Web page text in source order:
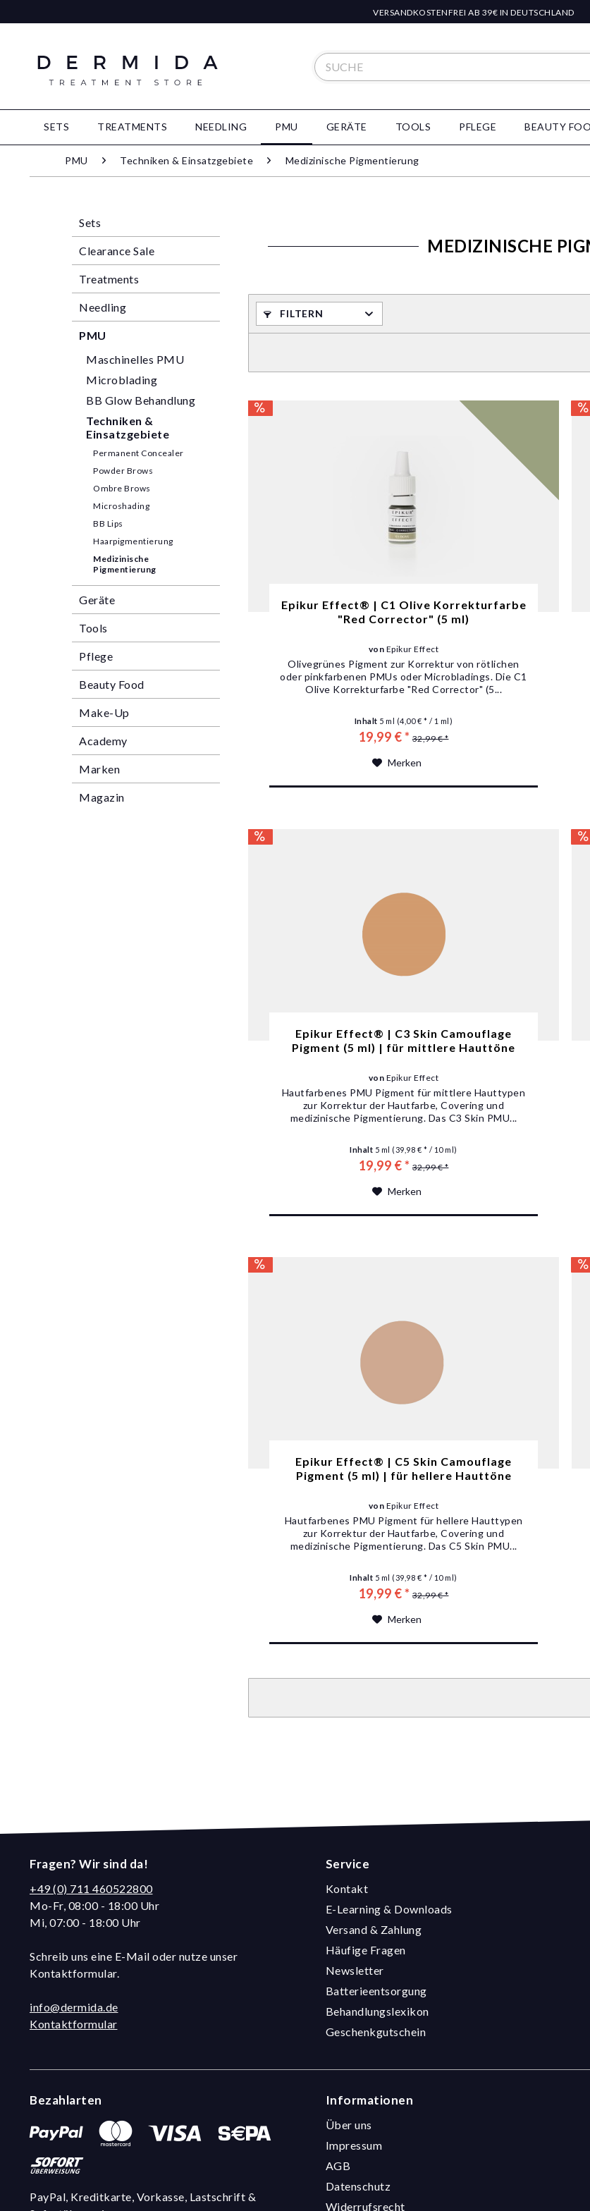
VERSANDKOSTENFREI AB 39€ IN DEUTSCHLAND
SETS TREATMENTS NEEDLING PMU GERÄTE TOOLS PFLEGE BEAUTY
PMU Techniken & Einsatzgebiete Medizinische Pigmentierung
Sets
Clearance Sale
Treatments
Needling
PMU
Maschinelles PMU
Microblading
BB Glow Behandlung
Techniken &
Einsatzgebiete
Permanent Concealer
Powder Brows
Ombre Brows
Microshading
BB Lips
Haarpigmentierung
Medizinische
Pigmentierung
Geräte
Tools
Pflege
Beauty Food
Make-Up
Academy
Marken
Magazin
MEDIZINISCHE
FILTERN
Epikur Effect® | C1 Olive Korrekturfarbe
"Red Corrector" (5 ml)
von Epikur Effect
Olivegrünes Pigment zur Korrektur von rötlichen
oder pinkfarbenen PMUs oder Microbladings. Die C1
Olive Korrekturfarbe "Red Corrector" (5...
Inhalt 5 ml (4,00 € * / 1 ml)
19,99 € * 32,99 € *
Merken
Epikur Effect® | C3 Skin Camouflage
Pigment (5 ml) | für mittlere Hauttöne
von Epikur Effect
Hautfarbenes PMU Pigment für mittlere Hauttypen
zur Korrektur der Hautfarbe, Covering und
medizinische Pigmentierung. Das C3 Skin PMU...
Inhalt 5 ml (39,98 € * / 10 ml)
19,99 € * 32,99 € *
Merken
Epikur Effect® | C5 Skin Camouflage
Pigment (5 ml) | für hellere Hauttöne
von Epikur Effect
Hautfarbenes PMU Pigment für hellere Hauttypen
zur Korrektur der Hautfarbe, Covering und
medizinische Pigmentierung. Das C5 Skin PMU...
Inhalt 5 ml (39,98 € * / 10 ml)
19,99 € * 32,99 € *
Merken
Fragen? Wir sind da!
+49 (0) 711 460522800
Mo-Fr, 08:00 - 18:00 Uhr
Mi, 07:00 - 18:00 Uhr
Schreib uns eine E-Mail oder nutze unser
Kontaktformular.
info@dermida.de
Kontaktformular
Service
Kontakt
E-Learning & Downloads
Versand & Zahlung
Häufige Fragen
Newsletter
Batterieentsorgung
Behandlungslexikon
Geschenkgutschein
Bezahlarten
PayPal, Kreditkarte, Vorkasse, Lastschrift &
Informationen
Über uns
Impressum
AGB
Datenschutz
Widerrufsrecht